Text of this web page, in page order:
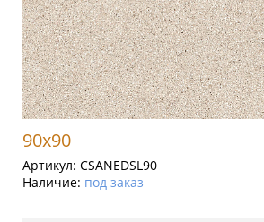
90x90
Артикул: CSANEDSL90
Наличие: под заказ